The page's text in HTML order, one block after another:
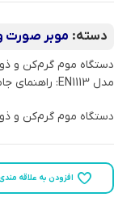
دسته: موبر صورت
دستگاه موم گرم‌کن و
مدل EN1113: راهنمای جامع
دستگاه موم گرم‌کن و
افزودن به علاقه